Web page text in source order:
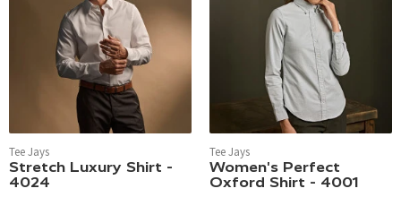
Tee Jays
Stretch Luxury Shirt -
4024
Tee Jays
Women's Perfect
Oxford Shirt - 4001